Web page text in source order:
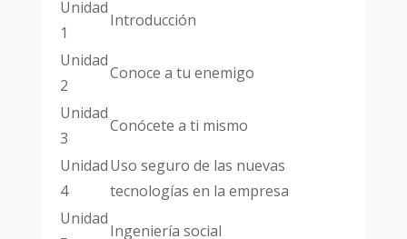
Unidad
1
Introducción
Unidad
2
Conoce a tu enemigo
Unidad
3
Conócete a ti mismo
Unidad
4
Uso seguro de las nuevas
tecnologías en la empresa
Unidad
Ingeniería social